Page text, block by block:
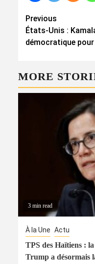
Continue
Reading
Previous
États-Unis :
démocratique
MORE
3 min read
À la Une Actu
TPS des Haïtiens :
Trump a désormais